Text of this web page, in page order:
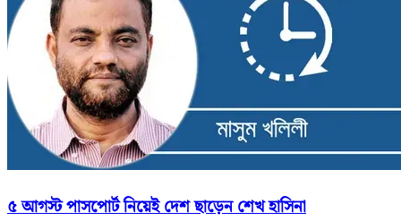
৫ আগস্ট পাসপোর্ট নিয়েই দেশ ছাড়েন শেখ হাসিনা